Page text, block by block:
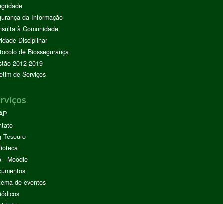
da Informação
à Comunidade
Disciplinar
de Biossegurança
2012-2019
de Serviços
Tesouro
- Moodle
de eventos